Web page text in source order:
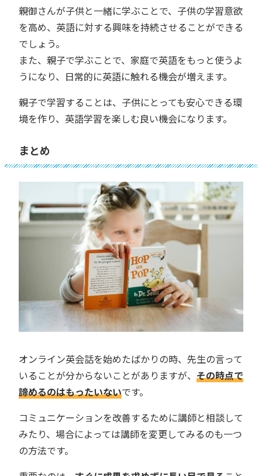
親御さんが子供と一緒に学ぶことで、子供の学習意欲
を高め、英語に対する興味を持続させることができる
でしょう。
また、親子で学ぶことで、家庭で英語をもっと使うよ
うになり、日常的に英語に触れる機会が増えます。
親子で学習することは、子供にとっても安心できる環
境を作り、英語学習を楽しむ良い機会になります。
まとめ
オンライン英会話を始めたばかりの時、先生の言って
いることが分からないことがありますが、 その時点で
諦めるのはもったいないです。
コミュニケーションを改善するために講師と相談して
みたり、場合によっては講師を変更してみるのも一つ
の方法です。